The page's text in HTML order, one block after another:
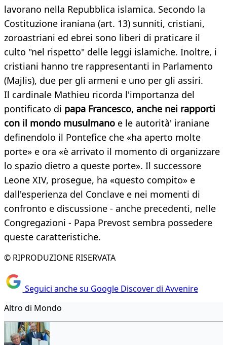
lavorano nella Repubblica islamica. Secondo la
Costituzione iraniana (art. 13) sunniti, cristiani,
zoroastriani ed ebrei sono liberi di praticare il
culto "nel rispetto" delle leggi islamiche. Inoltre, i
cristiani hanno tre rappresentanti in Parlamento
(Majlis), due per gli armeni e uno per gli assiri.
Il cardinale Mathieu ricorda l'importanza del
pontificato di papa Francesco, anche nei rapporti
con il mondo musulmano e le autorità' iraniane
definendolo il Pontefice che «ha aperto molte
porte» e ora «è arrivato il momento di organizzare
lo spazio dietro a queste porte». Il successore
Leone XIV, prosegue, ha «questo compito» e
dall'esperienza del Conclave e nei momenti di
confronto e discussione - anche precedenti, nelle
Congregazioni - Papa Prevost sembra possedere
queste caratteristiche.
© RIPRODUZIONE RISERVATA
Seguici anche su Google Discover di Avvenire
Altro di Mondo